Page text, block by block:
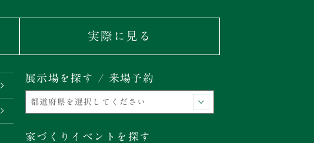
実際に見る
展示場を探す / 来場予約
家づくりイベントを探す